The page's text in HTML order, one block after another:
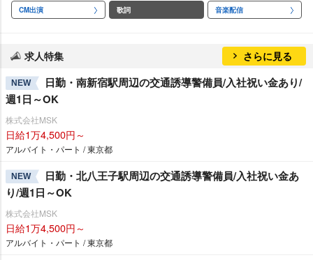
CM出演 歌詞 音楽配信
求人特集 さらに見る
NEW
日勤・南新宿駅周辺の交通誘導警備員/入社祝い金あり/
週1日～OK
株式会社MSK
日給1万4,500円～
アルバイト・パート / 東京都
NEW
日勤・北八王子駅周辺の交通誘導警備員/入社祝い金あ
り/週1日～OK
株式会社MSK
日給1万4,500円～
アルバイト・パート / 東京都